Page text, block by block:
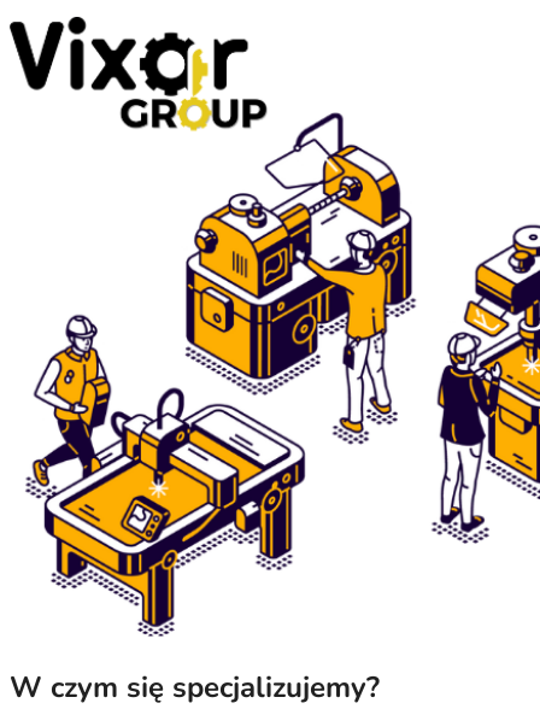
W czym się specjalizujemy?